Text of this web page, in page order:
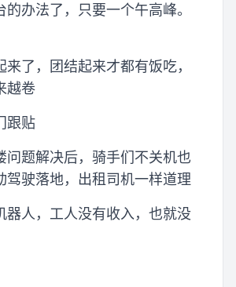
办法了，只要一个午高峰。
了，团结起来才都有饭吃，
越卷
跟贴
问题解决后，骑手们不关机也
驾驶落地，出租司机一样道理
器人，工人没有收入，也就没